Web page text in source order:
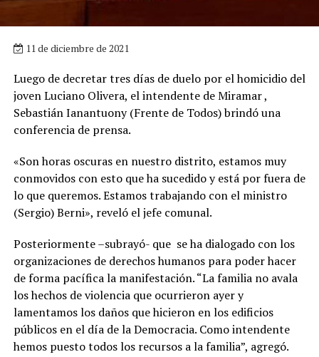
11 de diciembre de 2021
Luego de decretar tres días de duelo por el homicidio del
joven Luciano Olivera, el intendente de Miramar ,
Sebastián Ianantuony (Frente de Todos) brindó una
conferencia de prensa.
«Son horas oscuras en nuestro distrito, estamos muy
conmovidos con esto que ha sucedido y está por fuera de
lo que queremos. Estamos trabajando con el ministro
(Sergio) Berni», reveló el jefe comunal.
Posteriormente –subrayó- que se ha dialogado con los
organizaciones de derechos humanos para poder hacer
de forma pacífica la manifestación. “La familia no avala
los hechos de violencia que ocurrieron ayer y
lamentamos los daños que hicieron en los edificios
públicos en el día de la Democracia. Como intendente
hemos puesto todos los recursos a la familia”, agregó.